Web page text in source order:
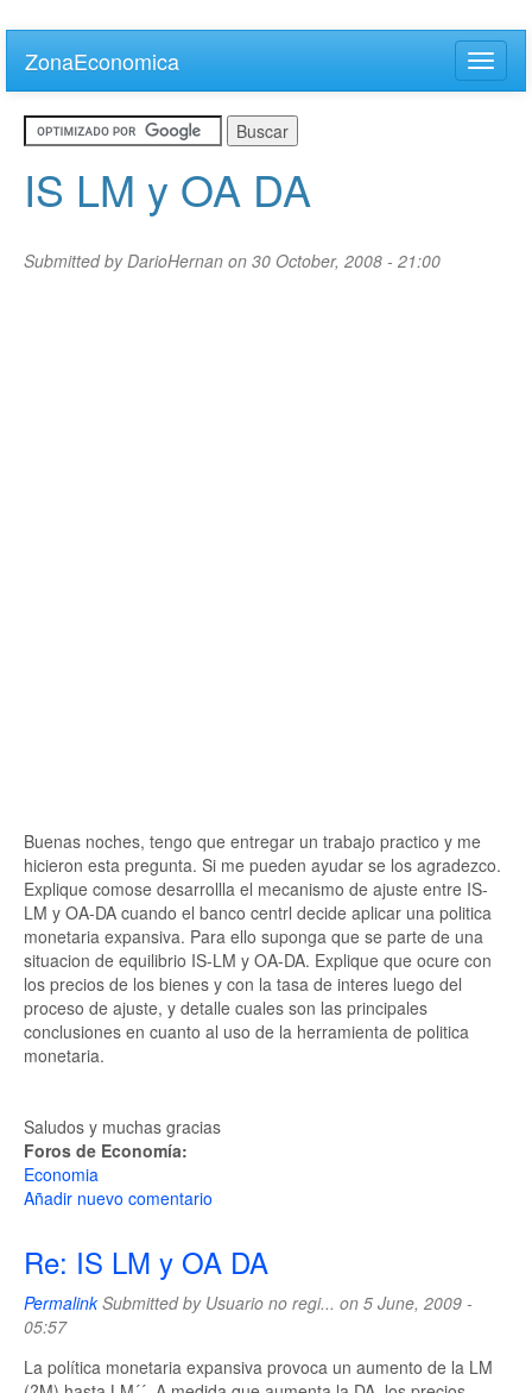
main
content
ZonaEconomica
Toggle
IS LM y OA DA
Submitted byDarioHernan on 30 October, 2008 - 21:00
Buenas noches, tengo que entregar un trabajo practico y me
hicieron esta pregunta. Si me pueden ayudar se los agradezco.
Explique comose desarrollla el mecanismo de ajuste entre IS-
LM y OA-DA cuando el banco centrl decide aplicar una politica
monetaria expansiva. Para ello suponga que se parte de una
situacion de equilibrio IS-LM y OA-DA. Explique que ocure con
los precios de los bienes y con la tasa de interes luego del
proceso de ajuste, y detalle cuales son las principales
conclusiones en cuanto al uso de la herramienta de politica
monetaria.
Saludos y muchas gracias
Foros de Economía:
Economia
Añadir nuevo comentario
Re: IS LM y OA DA
PermalinkSubmitted by Usuario no regi... on 5 June, 2009 -
05:57
La política monetaria expansiva provoca un aumento de la LM